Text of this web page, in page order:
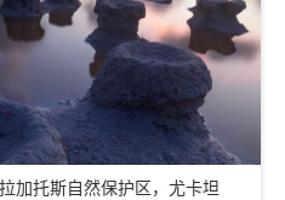
加托斯自然保护区，尤卡坦